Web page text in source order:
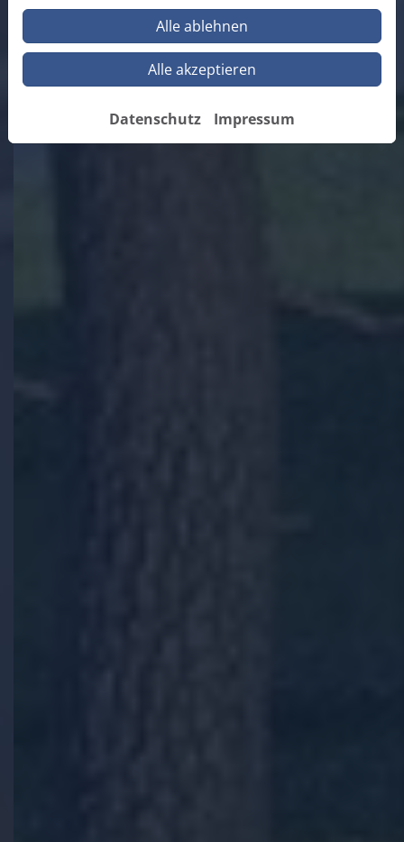
Alle ablehnen
Alle akzeptieren
Datenschutz Impressum